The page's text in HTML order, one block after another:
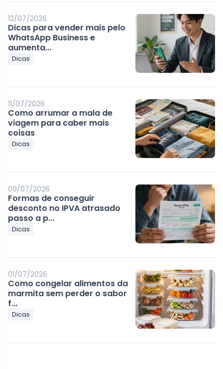
12/07/2026
Dicas para vender mais pelo
WhatsApp Business e
aumenta...
Dicas
11/07/2026
Como arrumar a mala de
viagem para caber mais
coisas
Dicas
09/07/2026
Formas de conseguir
desconto no IPVA atrasado
passo a p...
Dicas
01/07/2026
Como congelar alimentos da
marmita sem perder o sabor
f...
Dicas